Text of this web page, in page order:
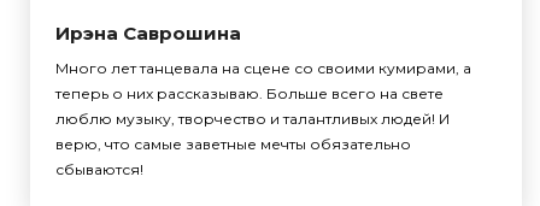
Ирэна Саврошина
Много лет танцевала на сцене со своими кумирами, а
теперь о них рассказываю. Больше всего на свете
люблю музыку, творчество и талантливых людей! И
верю, что самые заветные мечты обязательно
сбываются!